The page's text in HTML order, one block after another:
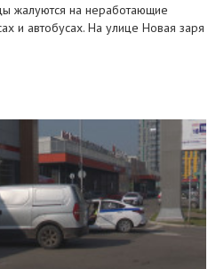
жалуются на неработающие
и автобусах. На улице Новая заря